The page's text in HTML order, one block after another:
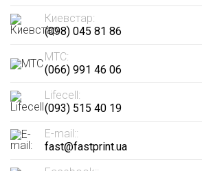
Киевстар:
(098) 045 81 86
МТС:
(066) 991 46 06
Lifecell:
(093) 515 40 19
E-mail::
fast@fastprint.ua